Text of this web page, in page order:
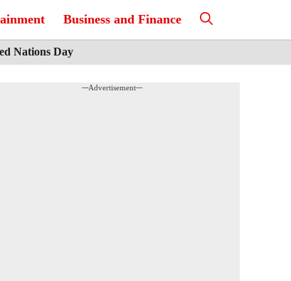
Business and Finance
Nations Day
---Advertisement---